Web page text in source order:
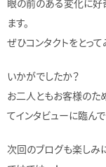
眼の前のある変化に
ます。
ぜひコンタクトをとって
いかがでしたか？
お二人ともお客様のた
てインタビューに臨ん
次回のブログも楽しみに